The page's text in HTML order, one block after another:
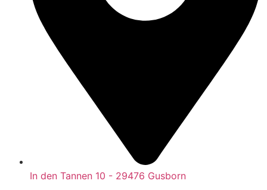
In den Tannen 10 - 29476 Gusborn